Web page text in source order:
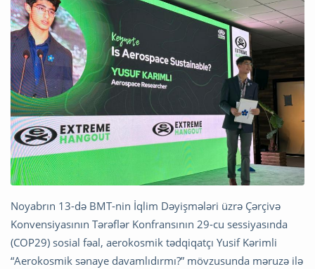
Noyabrın 13-də BMT-nin İqlim Dəyişmələri üzrə Çərçivə
Konvensiyasının Tərəflər Konfransının 29-cu sessiyasında
(COP29) sosial fəal, aerokosmik tədqiqatçı Yusif Kərimli
“Aerokosmik sənaye davamlıdırmı?” mövzusunda məruzə ilə